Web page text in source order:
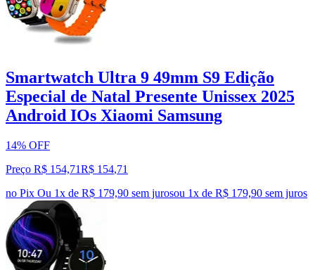
Smartwatch Ultra 9 49mm S9 Edição
Especial de Natal Presente Unissex 2025
Android IOs Xiaomi Samsung
14% OFF
Preço R$ 154,71R$ 154,71
no Pix Ou 1x de R$ 179,90 sem jurosou 1x de R$ 179,90 sem juros